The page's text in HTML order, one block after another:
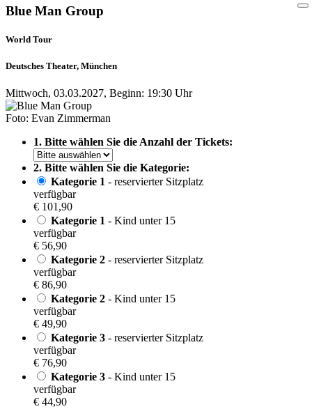
Blue Man Group
World Tour
Deutsches Theater, München
Mittwoch, 03.03.2027, Beginn: 19:30 Uhr
Foto: Evan Zimmerman
1. Bitte wählen Sie die Anzahl der Tickets:
2. Bitte wählen Sie die Kategorie:
Kategorie 1 - reservierter Sitzplatz
verfügbar
€ 101,90
Kategorie 1 - Kind unter 15
verfügbar
€ 56,90
Kategorie 2 - reservierter Sitzplatz
verfügbar
€ 86,90
Kategorie 2 - Kind unter 15
verfügbar
€ 49,90
Kategorie 3 - reservierter Sitzplatz
verfügbar
€ 76,90
Kategorie 3 - Kind unter 15
verfügbar
€ 44,90